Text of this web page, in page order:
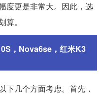
度更是非常大。因此，选
。
，Nova6se，红米K3
下几个方面考虑。首先，